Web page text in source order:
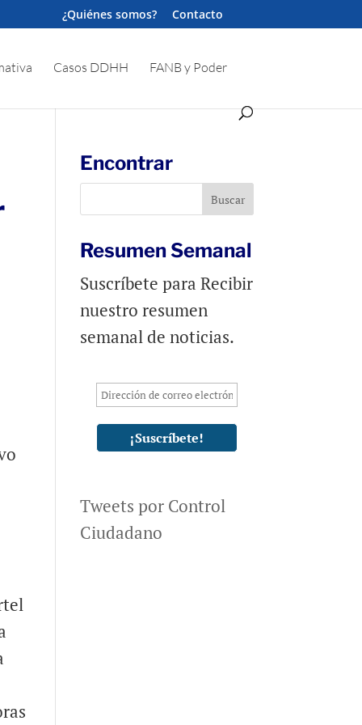
¿Quiénes somos? Contacto
Casos DDHH FANB y Poder
Encontrar
Resumen Semanal
Suscríbete para Recibir
nuestro resumen
semanal de noticias.
Tweets por Control
Ciudadano